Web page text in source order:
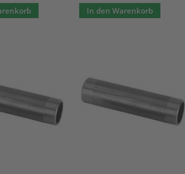
In den Warenkorb